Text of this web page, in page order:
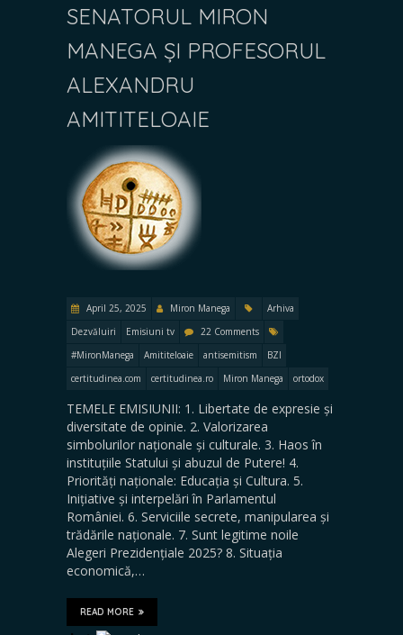
SENATORUL MIRON
MANEGA ȘI PROFESORUL
ALEXANDRU
AMITITELOAIE
April 25, 2025 Miron Manega
Arhiva
Dezvăluiri
Emisiuni tv
22 Comments
#MironManega
Amititeloaie antisemitism
BZI
certitudinea.com
certitudinea.ro Miron Manega ortodox
TEMELE EMISIUNII: 1. Libertate de expresie și
diversitate de opinie. 2. Valorizarea
simbolurilor naționale și culturale. 3. Haos în
instituțiile Statului și abuzul de Putere! 4.
Priorități naționale: Educația și Cultura. 5.
Inițiative și interpelări în Parlamentul
României. 6. Serviciile secrete, manipularea și
trădările naționale. 7. Sunt legitime noile
Alegeri Prezidențiale 2025? 8. Situația
economică,…
READ MORE